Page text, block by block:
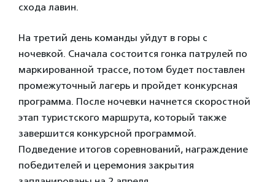
схода лавин.
На третий день команды уйдут в горы с
ночевкой. Сначала состоится гонка патрулей по
маркированной трассе, потом будет поставлен
промежуточный лагерь и пройдет конкурсная
программа. После ночевки начнется скоростной
этап туристского маршрута, который также
завершится конкурсной программой.
Подведение итогов соревнований, награждение
победителей и церемония закрытия